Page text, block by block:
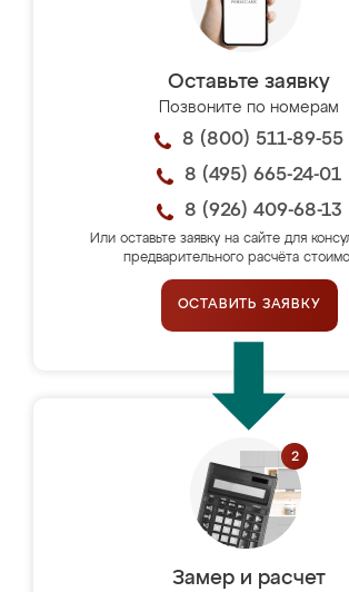
Оставьте заявку
Позвоните по номерам
8 (800) 511-89-55
8 (495) 665-24-01
8 (926) 409-68-13
Или оставьте заявку на сайте для
предварительного расчёта
ОСТАВИТЬ ЗАЯВКУ
Замер и расчет